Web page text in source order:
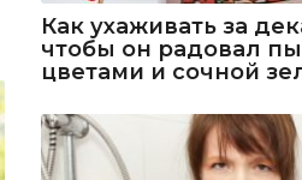
Как ухаживать за
чтобы он радовал
цветами и сочной